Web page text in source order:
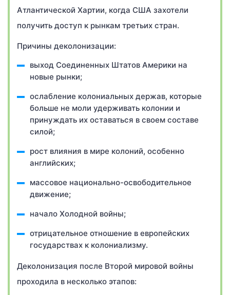
Атлантической Хартии, когда США захотели
получить доступ к рынкам третьих стран.
Причины деколонизации:
выход Соединенных Штатов Америки на
новые рынки;
ослабление колониальных держав, которые
больше не моли удерживать колонии и
принуждать их оставаться в своем составе
силой;
рост влияния в мире колоний, особенно
английских;
массовое национально-освободительное
движение;
начало Холодной войны;
отрицательное отношение в европейских
государствах к колониализму.
Деколонизация после Второй мировой войны
проходила в несколько этапов: